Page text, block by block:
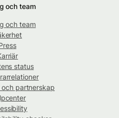
och team
och team
status
partnerskap